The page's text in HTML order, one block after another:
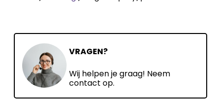
VRAGEN?
Wij helpen je graag! Neem
contact op.